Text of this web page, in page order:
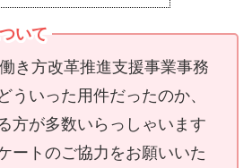
いて
き方改革推進支援事業事務
ういった用件だったのか、
方が多数いらっしゃいます
ートのご協力をお願いいた